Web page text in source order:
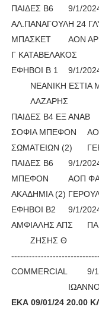
ΠΑΙΔΕΣ Β6 9/1/
ΑΛ.ΠΑΝΑΓΟΥΛΗ 24
ΜΠΑΣΚΕΤ
ΑΟΝ
Γ ΚΑΤΑΒΕΛΑΚΟΣ
ΕΦΗΒΟΙ Β 1
9/1/
ΝΕΑΝΙΚΗ ΕΣΤΙΑ
ΛΑΖΑΡΗΣ
ΠΑΙΔΕΣ Β4 ΕΞ ΑΝΑΒ
ΣΟΦΙΑ ΜΠΕΦΟΝ
ΣΩΜΑΤΕΙΩΝ (2)
ΠΑΙΔΕΣ Β6
9/1/
ΜΠΕΦΟΝ
ΑΟΠ
ΑΚΑΔΗΜΙΑ (2)
ΕΦΗΒΟΙ Β2
9/1/
ΑΜΦΙΑΛΗΣ ΑΠΣ
ΖΗΣΗΣ Θ
COMΜERCIAL
9/
ΕΚΑ 09/01/24 20.00